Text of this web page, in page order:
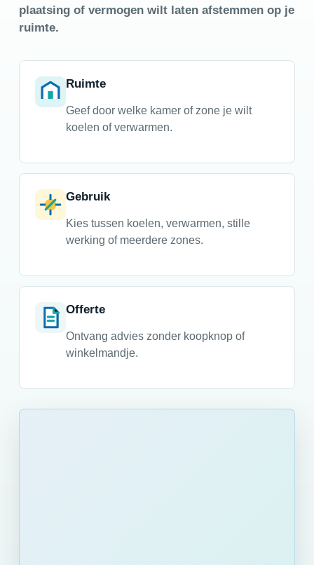
plaatsing of vermogen wilt laten afstemmen op je
ruimte.
Ruimte
Geef door welke kamer of zone je wilt
koelen of verwarmen.
Gebruik
Kies tussen koelen, verwarmen, stille
werking of meerdere zones.
Offerte
Ontvang advies zonder koopknop of
winkelmandje.